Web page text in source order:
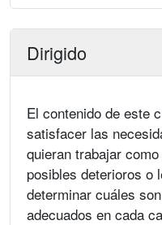
Dirigido
El contenido de este
satisfacer las
quieran trabajar
posibles deterioros o
determinar cuáles
adecuados en cada